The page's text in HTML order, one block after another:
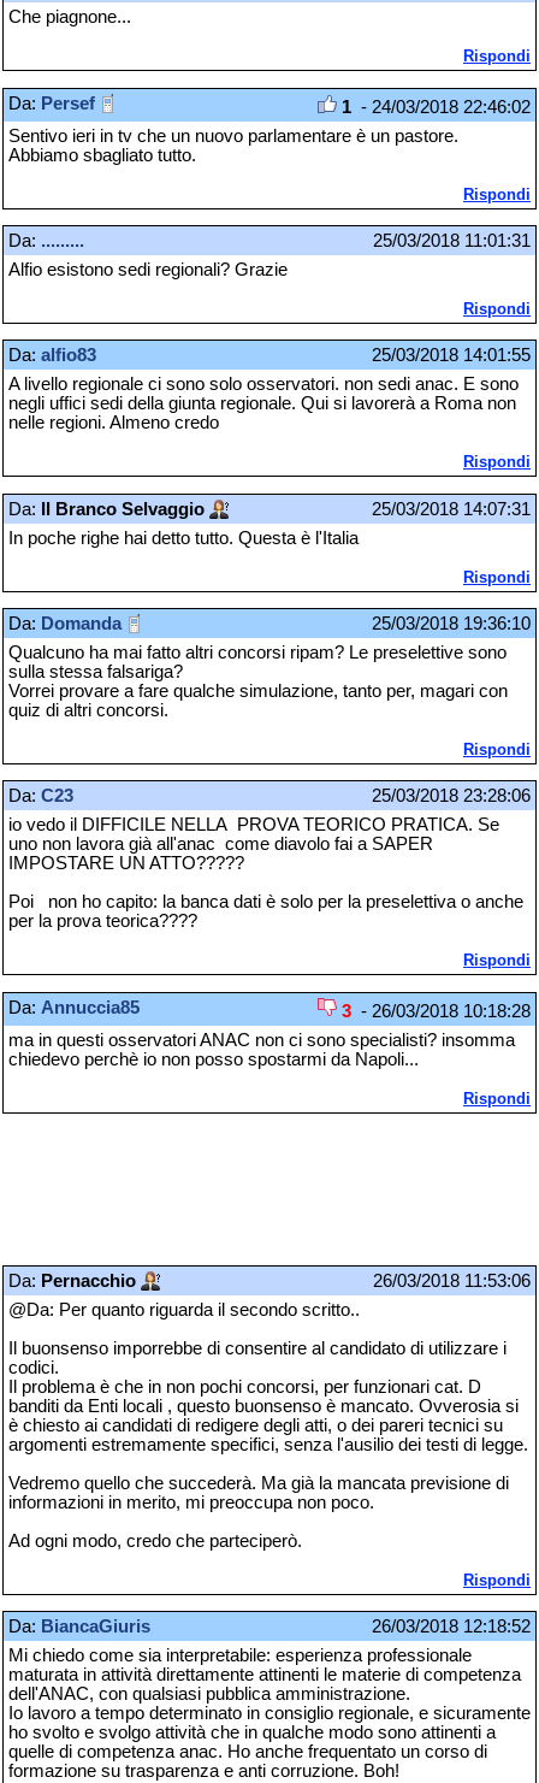
Che piagnone...
Rispondi
Da: Persef 1 - 24/03/2018 22:46:02
Sentivo ieri in tv che un nuovo parlamentare è un pastore.
Abbiamo sbagliato tutto.
Rispondi
Da: .........
25/03/2018 11:01:31
Alfio esistono sedi regionali? Grazie
Rispondi
Da: alfio83
25/03/2018 14:01:55
A livello regionale ci sono solo osservatori. non sedi anac. E sono
negli uffici sedi della giunta regionale. Qui si lavorerà a Roma non
nelle regioni. Almeno credo
Rispondi
Da: Il Branco Selvaggio
25/03/2018 14:07:31
In poche righe hai detto tutto. Questa è l'Italia
Rispondi
Da: Domanda
25/03/2018 19:36:10
Qualcuno ha mai fatto altri concorsi ripam? Le preselettive sono
sulla stessa falsariga?
Vorrei provare a fare qualche simulazione, tanto per, magari con
quiz di altri concorsi.
Rispondi
Da: C23
25/03/2018 23:28:06
io vedo il DIFFICILE NELLA PROVA TEORICO PRATICA. Se
uno non lavora già all'anac come diavolo fai a SAPER
IMPOSTARE UN ATTO?????
Poi non ho capito: la banca dati è solo per la preselettiva o anche
per la prova teorica????
Rispondi
Da: Annuccia85 3 - 26/03/2018 10:18:28
ma in questi osservatori ANAC non ci sono specialisti? insomma
chiedevo perchè io non posso spostarmi da Napoli...
Rispondi
Da: Pernacchio
26/03/2018 11:53:06
@Da: Per quanto riguarda il secondo scritto..
Il buonsenso imporrebbe di consentire al candidato di utilizzare i
codici.
Il problema è che in non pochi concorsi, per funzionari cat. D
banditi da Enti locali , questo buonsenso è mancato. Ovverosia si
è chiesto ai candidati di redigere degli atti, o dei pareri tecnici su
argomenti estremamente specifici, senza l'ausilio dei testi di legge.
Vedremo quello che succederà. Ma già la mancata previsione di
informazioni in merito, mi preoccupa non poco.
Ad ogni modo, credo che parteciperò.
Rispondi
Da: BiancaGiuris
26/03/2018 12:18:52
Mi chiedo come sia interpretabile: esperienza professionale
maturata in attività direttamente attinenti le materie di competenza
dell'ANAC, con qualsiasi pubblica amministrazione.
Io lavoro a tempo determinato in consiglio regionale, e sicuramente
ho svolto e svolgo attività che in qualche modo sono attinenti a
quelle di competenza anac. Ho anche frequentato un corso di
formazione su trasparenza e anti corruzione. Boh!